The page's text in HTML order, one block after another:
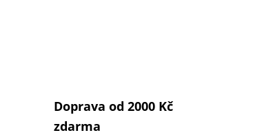
Doprava od 2000 Kč
zdarma